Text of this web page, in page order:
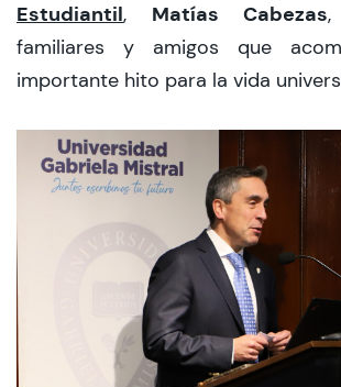
Estudiantil, Matías Cabezas,
familiares y amigos que
importante hito para la vida